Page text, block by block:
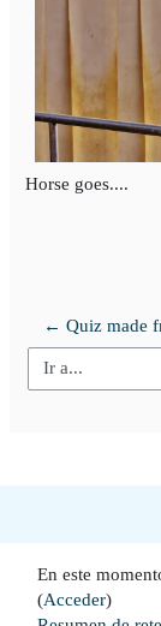
Horse goes....
← Quiz made
Ir a...
En este
(Acceder)